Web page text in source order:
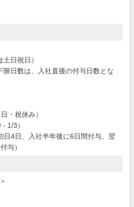
日祝日）
限日数は、入社直後の付与日数とな
・祝休み）
1/3）
日4日、入社半年後に6日間付与。翌
与）